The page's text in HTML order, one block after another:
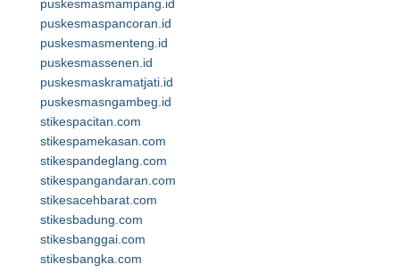
puskesmasmampang.id
puskesmaspancoran.id
puskesmasmenteng.id
puskesmassenen.id
puskesmaskramatjati.id
puskesmasngambeg.id
stikespacitan.com
stikespamekasan.com
stikespandeglang.com
stikespangandaran.com
stikesacehbarat.com
stikesbadung.com
stikesbanggai.com
stikesbangka.com